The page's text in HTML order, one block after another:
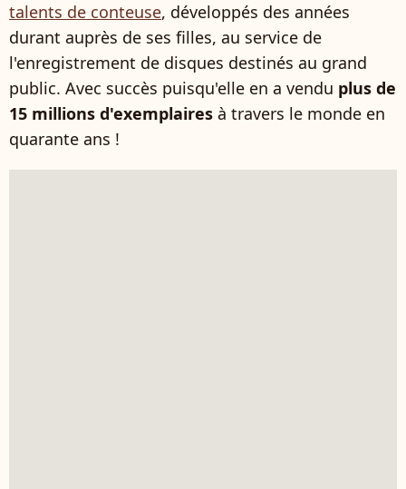
talents de conteuse, développés des années
durant auprès de ses filles, au service de
l'enregistrement de disques destinés au grand
public. Avec succès puisqu'elle en a vendu plus de
15 millions d'exemplaires à travers le monde en
quarante ans !